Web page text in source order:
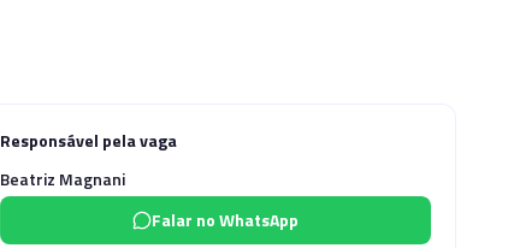
Responsável pela vaga
Beatriz Magnani
Falar no WhatsApp